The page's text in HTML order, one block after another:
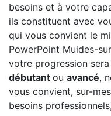
besoins et à votre
ils constituent avec
qui vous convient le
PowerPoint Muides-
votre progression
débutant ou avancé,
vous convient, sur-
besoins